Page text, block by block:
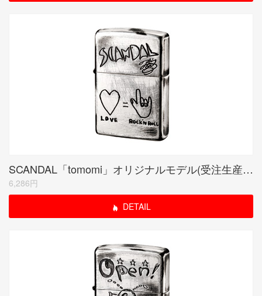
SCANDAL「tomomi」オリジナルモデル(受注生産限定品)
6,286円
DETAIL